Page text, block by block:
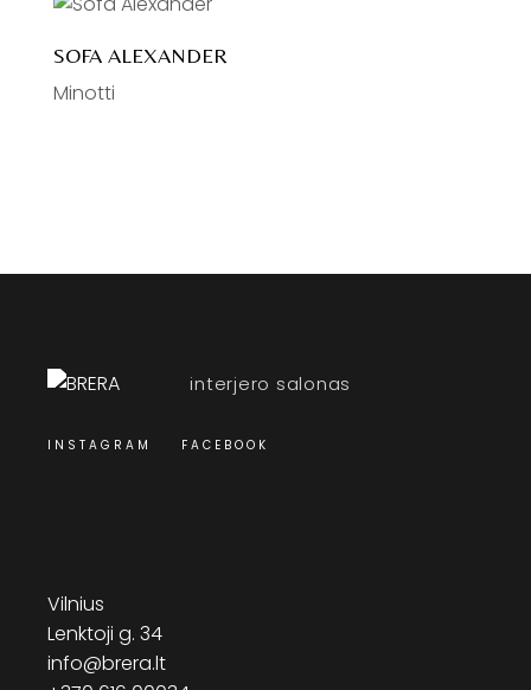
SOFA ALEXANDER
Minotti
interjero salonas
INSTAGRAM FACEBOOK
Vilnius
Lenktoji g. 34
info@brera.lt